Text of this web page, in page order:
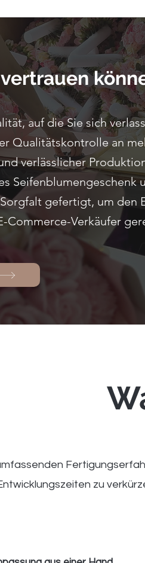
auf die Sie sich
Qualitätskontrolle an
verlässlicher
Seifenblumengeschenk
gefertigt, um den
Commerce-Verkäufer
zu